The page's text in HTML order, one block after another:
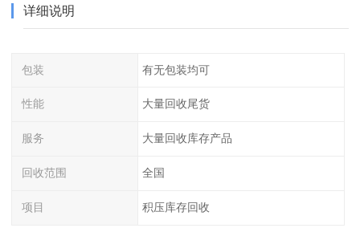
详细说明
包装 有无包装均可
性能 大量回收尾货
服务 大量回收库存产品
回收范围 全国
项目 积压库存回收